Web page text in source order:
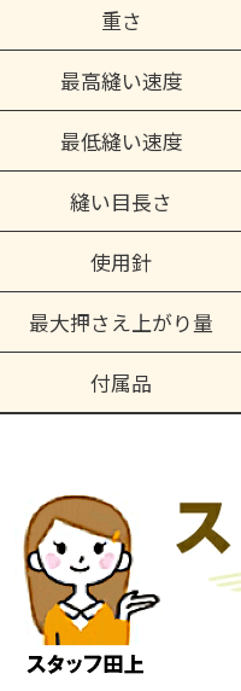
重さ
最高縫い速度
最低縫い速度
縫い目長さ
使用針
最大押さえ上がり量
付属品